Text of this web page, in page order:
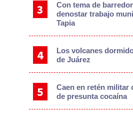
Con tema de
denostar trabajo
Tapia
Los volcanes
de Juárez
Caen en retén militar
de presunta cocaína